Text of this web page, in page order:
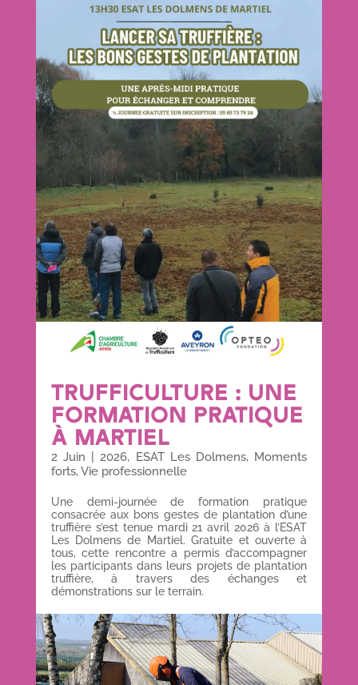
TRUFFICULTURE : UNE
FORMATION PRATIQUE
À MARTIEL
2 Juin |2026, ESAT Les Dolmens, Moments
forts,Vie professionnelle
Une demi-journée de formation pratique
consacrée aux bons gestes de plantation d’une
truffière s’est tenue mardi 21 avril 2026 à l’ESAT
Les Dolmens de Martiel. Gratuite et ouverte à
tous, cette rencontre a permis d’accompagner
les participants dans leurs projets de plantation
truffière, à travers des échanges et
démonstrations sur le terrain.